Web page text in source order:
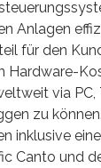
Anlagen
für den
Hardware-
via
zu
inklusive
Canto und